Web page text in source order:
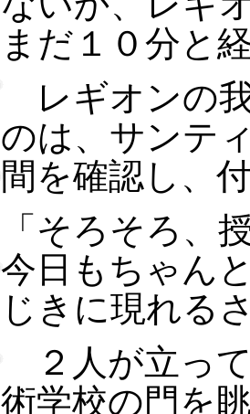
まだ１０分と
レギオンの
のは、サンテ
間を確認し、
「そろそろ、
今日もちゃん
じきに現れる
２人が立っ
術学校の門を